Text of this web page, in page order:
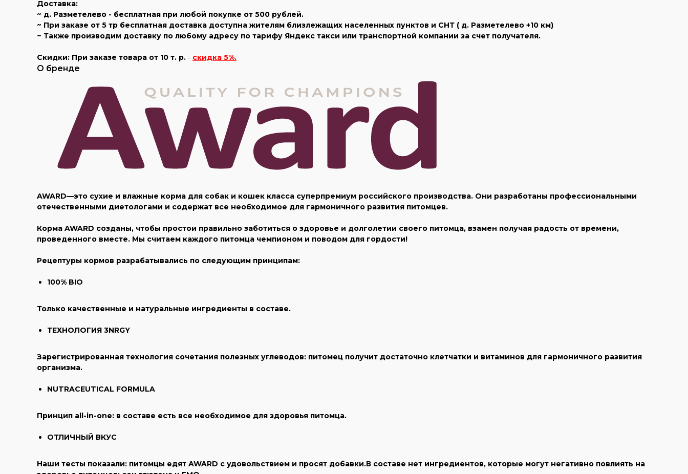
Доставка:
~ д. Разметелево - бесплатная при любой покупке от 500 рублей.
~ При заказе от 5 тр бесплатная доставка доступна жителям близлежащих населенных пунктов и СНТ ( д. Разметелево +10 км)
~ Также производим доставку по любому адресу по тарифу Яндекс такси или транспортной компании за счет получателя.
Скидки: При заказе товара от 10 т. р. - скидка 5%.
О бренде
AWARD—это сухие и влажные корма для собак и кошек класса суперпремиум российского производства. Они разработаны профессиональными
отечественными диетологами и содержат все необходимое для гармоничного развития питомцев.
Корма AWARD созданы, чтобы простои правильно заботиться о здоровье и долголетии своего питомца, взамен получая радость от времени,
проведенного вместе. Мы считаем каждого питомца чемпионом и поводом для гордости!
Рецептуры кормов разрабатывались по следующим принципам:
100% BIO
Только качественные и натуральные ингредиенты в составе.
ТЕХНОЛОГИЯ 3NRGY
Зарегистрированная технология сочетания полезных углеводов: питомец получит достаточно клетчатки и витаминов для гармоничного развития
организма.
NUTRACEUTICAL FORMULA
Принцип all-in-one: в составе есть все необходимое для здоровья питомца.
ОТЛИЧНЫЙ ВКУС
Наши тесты показали: питомцы едят AWARD с удовольствием и просят добавки.В составе нет ингредиентов, которые могут негативно повлиять на